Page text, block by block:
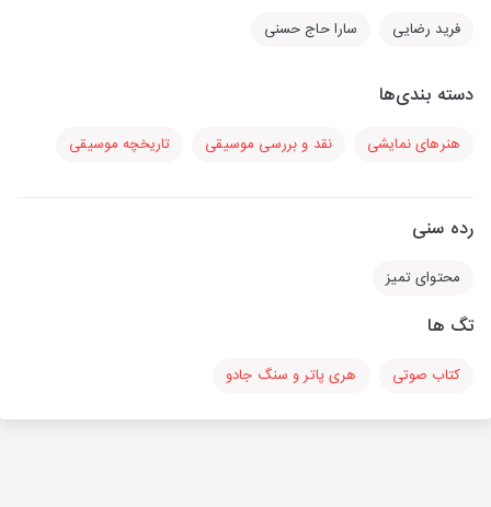
فرید رضایی سارا حاج حسنی
دسته بندی‌ها
هنرهای نمایشی نقد و بررسی موسیقی تاریخچه موسیقی
رده سنی
محتوای تمیز
تگ ها
کتاب صوتی هری پاتر و سنگ جادو